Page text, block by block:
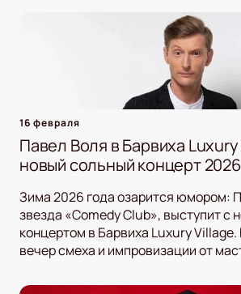
16 февраля
Павел Воля в Барвиха
новый сольный концерт 2026
Зима 2026 года озарится юмором:
звезда «Comedy Club», выступит с
концертом в Барвиха Luxury Village.
вечер смеха и импровизации от